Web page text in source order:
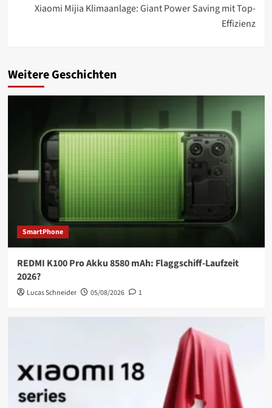
Xiaomi Mijia Klimaanlage: Giant Power Saving mit Top-
Effizienz
Weitere Geschichten
SmartPhone
REDMI K100 Pro Akku 8580 mAh: Flaggschiff-Laufzeit
2026?
Lucas Schneider 05/08/2026 1